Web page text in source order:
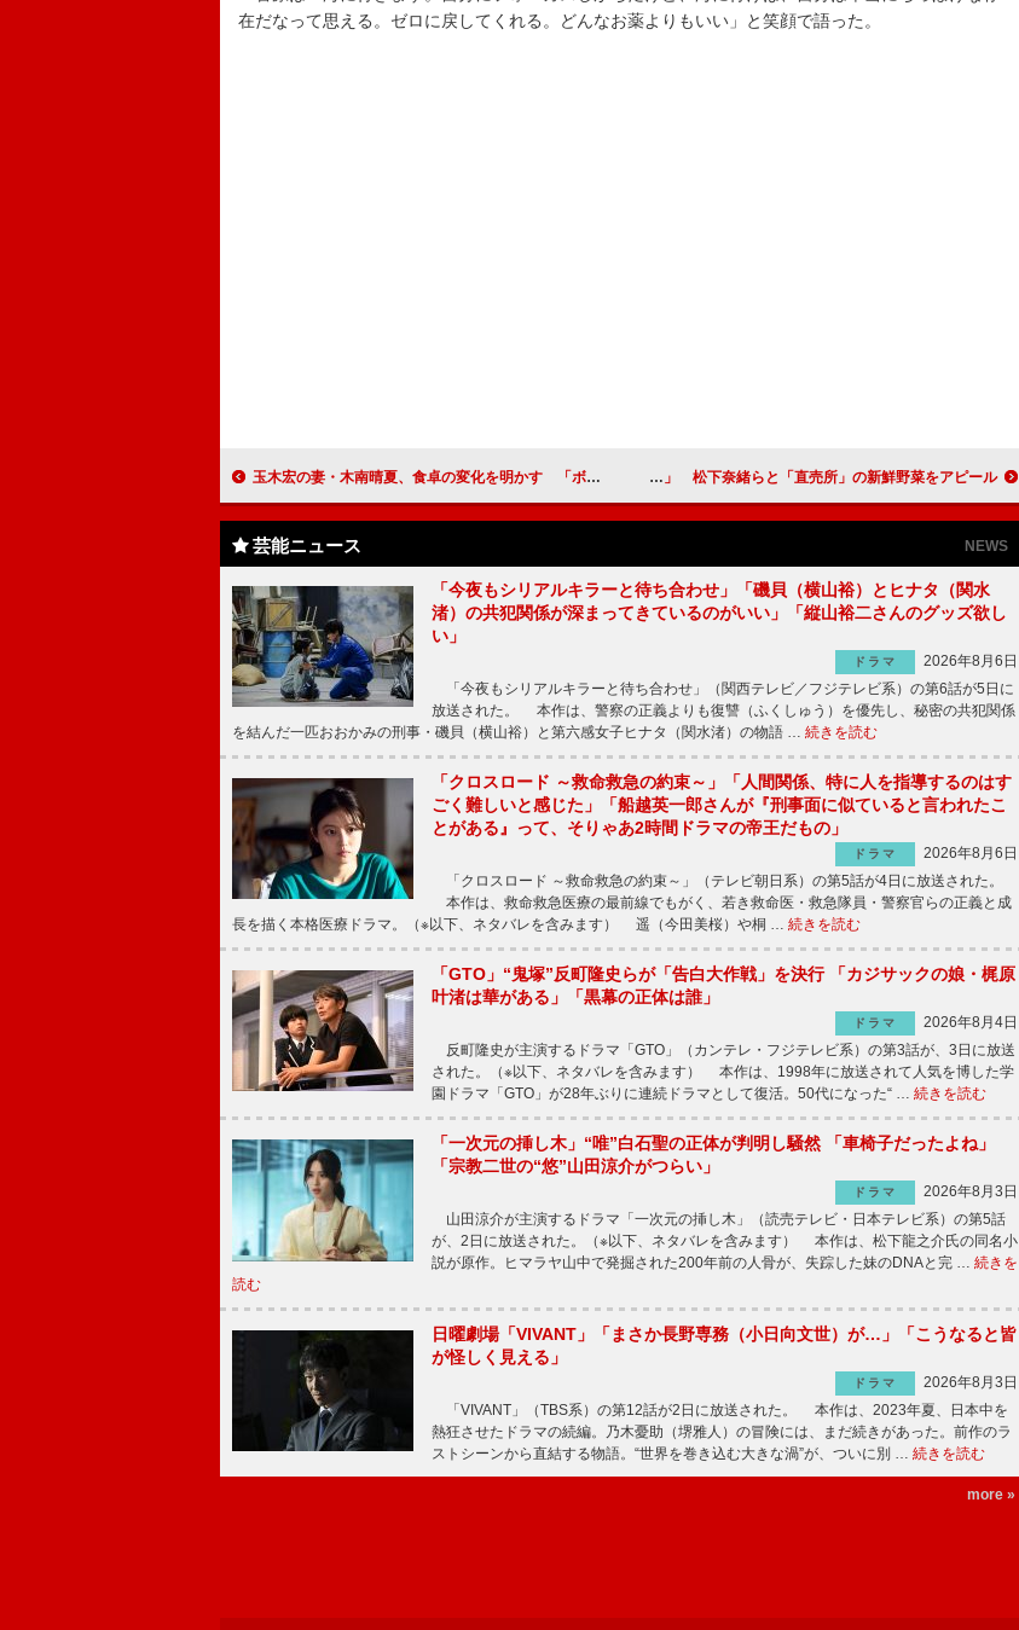
在だなって思える。ゼロに戻してくれる。どんなお薬よりもいい」と笑顔で語った。
玉木宏の妻・木南晴夏、食卓の変化を明かす 「ボリュームのある料理が増えました」 仲間由紀恵「子どもには栄養価の高いものを」 松下奈緒らと「直売所」の新鮮野菜をアピール
芸能ニュース NEWS
「今夜もシリアルキラーと待ち合わせ」「磯貝（横山裕）とヒナタ（関水
渚）の共犯関係が深まってきているのがいい」「縦山裕二さんのグッズ欲し
い」
ドラマ
2026年8月6日
「今夜もシリアルキラーと待ち合わせ」（関西テレビ／フジテレビ系）の第6話が5日に
放送された。 本作は、警察の正義よりも復讐（ふくしゅう）を優先し、秘密の共犯関係
を結んだ一匹おおかみの刑事・磯貝（横山裕）と第六感女子ヒナタ（関水渚）の物語 … 続きを読む
「クロスロード ～救命救急の約束～」「人間関係、特に人を指導するのはす
ごく難しいと感じた」「船越英一郎さんが『刑事面に似ていると言われたこ
とがある』って、そりゃあ2時間ドラマの帝王だもの」
ドラマ
2026年8月6日
「クロスロード ～救命救急の約束～」（テレビ朝日系）の第5話が4日に放送された。
本作は、救命救急医療の最前線でもがく、若き救命医・救急隊員・警察官らの正義と成
長を描く本格医療ドラマ。（※以下、ネタバレを含みます） 遥（今田美桜）や桐 … 続きを読む
「GTO」“鬼塚”反町隆史らが「告白大作戦」を決行 「カジサックの娘・梶原
叶渚は華がある」「黒幕の正体は誰」
ドラマ
2026年8月4日
反町隆史が主演するドラマ「GTO」（カンテレ・フジテレビ系）の第3話が、3日に放送
された。（※以下、ネタバレを含みます） 本作は、1998年に放送されて人気を博した学
園ドラマ「GTO」が28年ぶりに連続ドラマとして復活。50代になった“ … 続きを読む
「一次元の挿し木」“唯”白石聖の正体が判明し騒然 「車椅子だったよね」
「宗教二世の“悠”山田涼介がつらい」
ドラマ
2026年8月3日
山田涼介が主演するドラマ「一次元の挿し木」（読売テレビ・日本テレビ系）の第5話
が、2日に放送された。（※以下、ネタバレを含みます） 本作は、松下龍之介氏の同名小
説が原作。ヒマラヤ山中で発掘された200年前の人骨が、失踪した妹のDNAと完 … 続きを
読む
日曜劇場「VIVANT」「まさか長野専務（小日向文世）が…」「こうなると皆
が怪しく見える」
ドラマ
2026年8月3日
「VIVANT」（TBS系）の第12話が2日に放送された。 本作は、2023年夏、日本中を
熱狂させたドラマの続編。乃木憂助（堺雅人）の冒険には、まだ続きがあった。前作のラ
ストシーンから直結する物語。“世界を巻き込む大きな渦”が、ついに別 … 続きを読む
more »